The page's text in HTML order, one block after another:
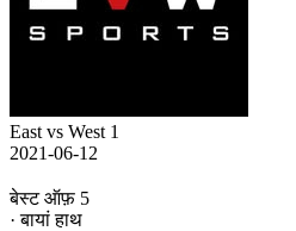
East vs West 1
2021-06-12
बेस्ट ऑफ़ 5
· बायां हाथ